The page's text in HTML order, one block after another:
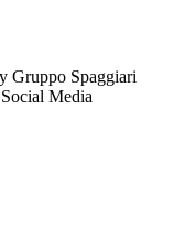
Gruppo Spaggiari
Media